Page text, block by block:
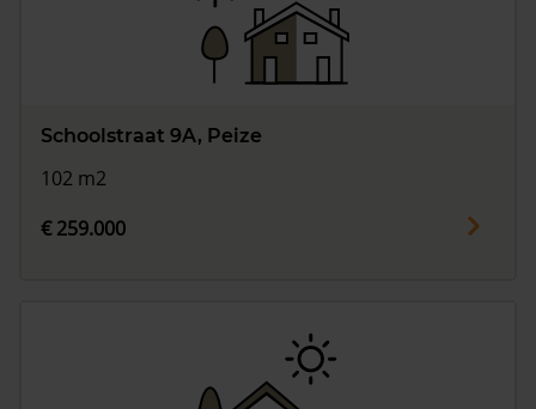
Schoolstraat 9A, Peize
102 m2
€ 259.000